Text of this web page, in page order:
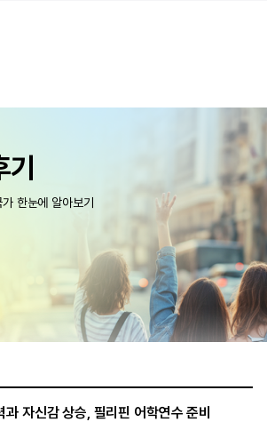
한눈에 알아보기
과 자신감 상승, 필리핀 어학연수 준비